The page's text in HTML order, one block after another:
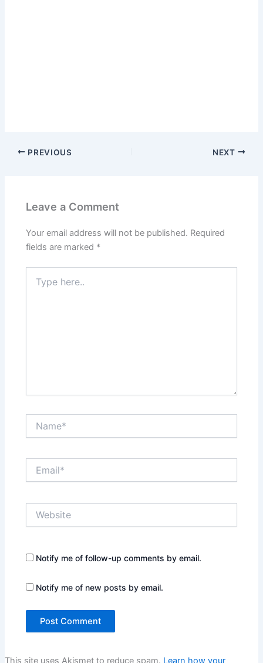
PREVIOUS NEXT
Leave a Comment
Your email address will not be published. Required
fields are marked *
here..
Notify me of follow-up comments by email.
Notify me of new posts by email.
This site uses Akismet to reduce spam. Learn how your